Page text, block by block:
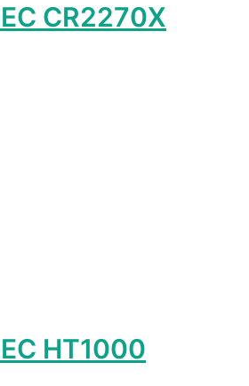
CR2270X
HT1000